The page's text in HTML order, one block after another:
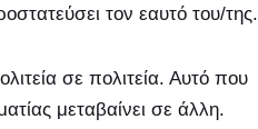
τον εαυτό του/της.
σε πολιτεία. Αυτό που
μεταβαίνει σε άλλη.